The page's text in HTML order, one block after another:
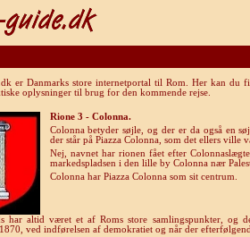
er Danmarks store internetportal til Rom. Her kan du
oplysninger til brug for den kommende rejse.
Rione 3 - Colonna.
Colonna betyder søjle, og der er da også en
der står på Piazza Colonna, som det ellers ville
Nej, navnet har rionen fået efter
markedspladsen i den lille by Colonna nær
Colonna har Piazza Colonna som sit centrum.
har altid været et af Roms store samlingspunkter, og
ved indførelsen af demokratiet og når der